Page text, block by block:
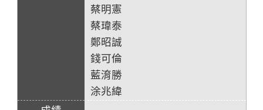
蔡明憲
蔡瑋泰
鄭昭誠
錢可倫
藍淯勝
涂兆緯